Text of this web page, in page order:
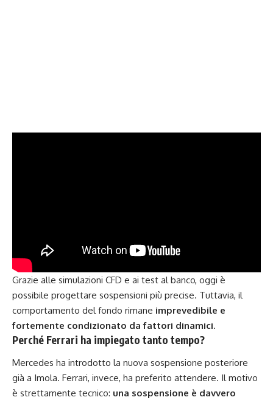
Grazie alle simulazioni CFD e ai test al banco, oggi è
possibile progettare sospensioni più precise. Tuttavia, il
comportamento del fondo rimane imprevedibile e
fortemente condizionato da fattori dinamici.
Perché Ferrari ha impiegato tanto tempo?
Mercedes ha introdotto la nuova sospensione posteriore
già a Imola. Ferrari, invece, ha preferito attendere. Il motivo
è strettamente tecnico: una sospensione è davvero